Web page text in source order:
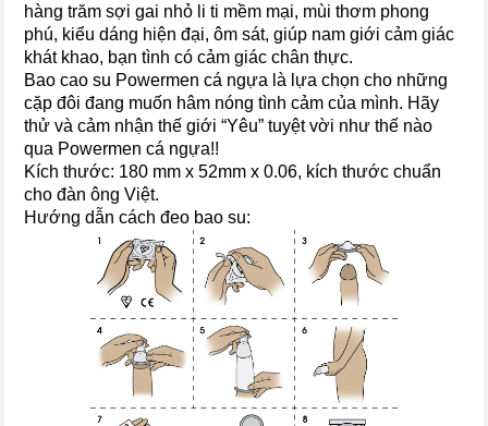
hàng trăm sợi gai nhỏ li ti mềm mại, mùi thơm phong
phú, kiểu dáng hiện đại, ôm sát, giúp nam giới cảm giác
khát khao, bạn tình có cảm giác chân thực.
Bao cao su Powermen cá ngựa là lựa chọn cho những
cặp đôi đang muốn hâm nóng tình cảm của mình. Hãy
thử và cảm nhận thế giới “Yêu” tuyệt vời như thế nào
qua Powermen cá ngựa!!
Kích thước: 180 mm x 52mm x 0.06, kích thước chuẩn
cho đàn ông Việt.
Hướng dẫn cách đeo bao su: